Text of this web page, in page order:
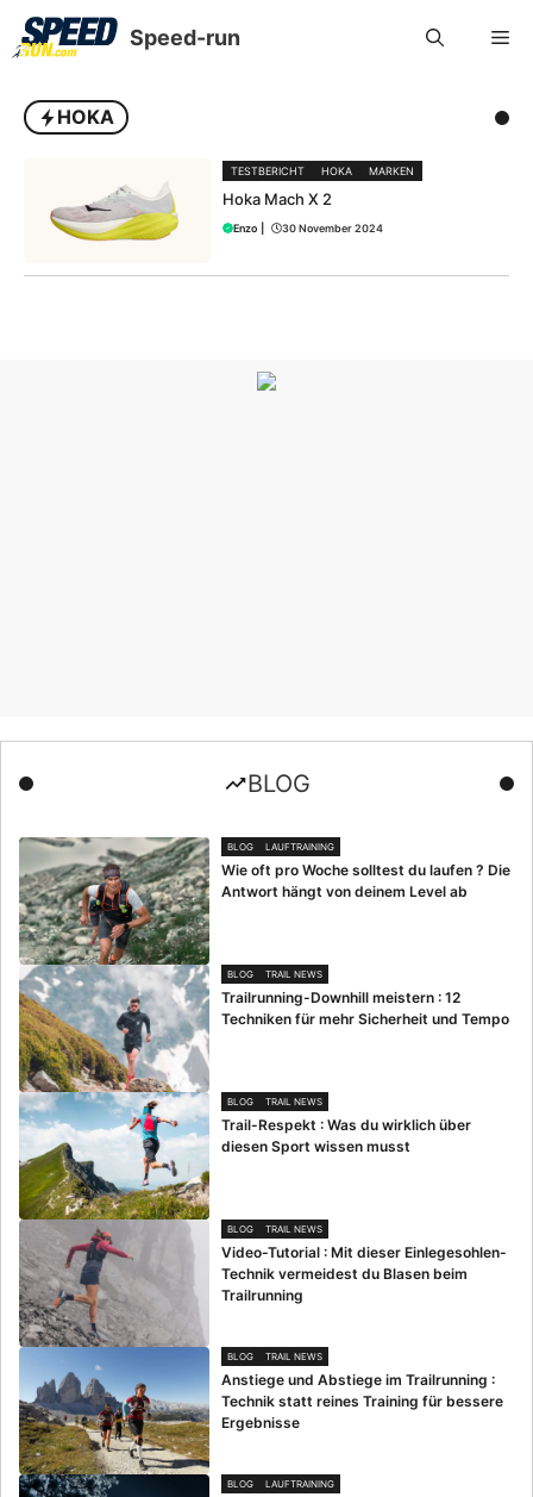
Speed-run
HOKA
TESTBERICHT HOKA MARKEN
Hoka Mach X 2
Enzo 30 November 2024
BLOG
BLOG LAUFTRAINING
Wie oft pro Woche solltest du laufen ? Die
Antwort hängt von deinem Level ab
BLOG TRAIL NEWS
Trailrunning-Downhill meistern : 12
Techniken für mehr Sicherheit und Tempo
BLOG TRAIL NEWS
Trail-Respekt : Was du wirklich über
diesen Sport wissen musst
BLOG TRAIL NEWS
Video-Tutorial : Mit dieser Einlegesohlen-
Technik vermeidest du Blasen beim
Trailrunning
BLOG TRAIL NEWS
Anstiege und Abstiege im Trailrunning :
Technik statt reines Training für bessere
Ergebnisse
BLOG LAUFTRAINING